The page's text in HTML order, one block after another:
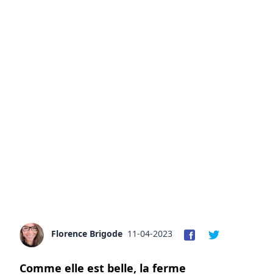
Florence Brigode 11-04-2023
Comme elle est belle, la ferme